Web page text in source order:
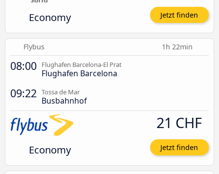
Economy Jetzt finden
Flybus 1h 22min
08:00 Flughafen Barcelona-El Prat
Flughafen Barcelona
09:22 Tossa de Mar
Busbahnhof
Economy
21 CHF
Jetzt finden